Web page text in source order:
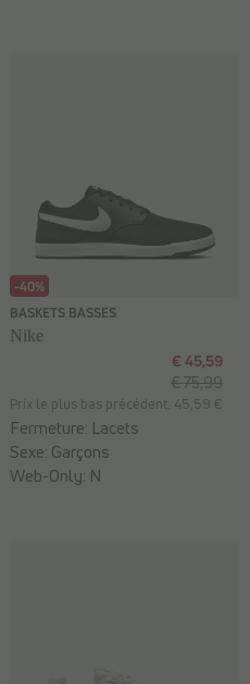
-40%
BASKETS BASSES
Nike
Prix le plus bas précédent: 45,59 €
€ 75,99
€ 45,59
Fermeture: Lacets
Sexe: Garçons
Web-Only: N